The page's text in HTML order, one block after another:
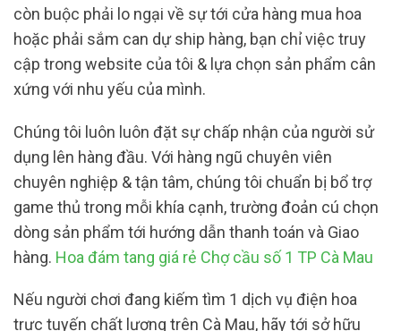
còn buộc phải lo ngại về sự tới cửa hàng mua hoa
hoặc phải sắm can dự ship hàng, bạn chỉ việc truy
cập trong website của tôi & lựa chọn sản phẩm cân
xứng với nhu yếu của mình.
Chúng tôi luôn luôn đặt sự chấp nhận của người sử
dụng lên hàng đầu. Với hàng ngũ chuyên viên
chuyên nghiệp & tận tâm, chúng tôi chuẩn bị bổ trợ
game thủ trong mỗi khía cạnh, trường đoản cú chọn
dòng sản phẩm tới hướng dẫn thanh toán và Giao
hàng. Hoa đám tang giá rẻ Chợ cầu số 1 TP Cà Mau
Nếu người chơi đang kiếm tìm 1 dịch vụ điện hoa
trực tuyến chất lượng trên Cà Mau, hãy tới sở hữu